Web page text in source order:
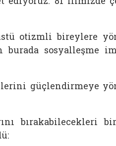
otizmli bireylere
burada sosyalleşme
güçlendirmeye
bırakabilecekleri